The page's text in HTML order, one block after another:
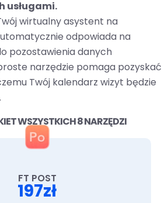
usługami.
wirtualny asystent na
odpowiada na
pozostawienia danych
narzędzie pomaga pozyskać
Twój kalendarz wizyt będzie
WSZYSTKICH 8 NARZĘDZI
FT POST
197zł